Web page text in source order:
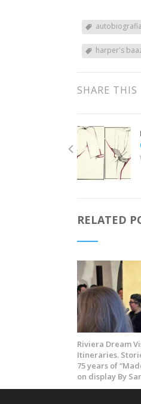
autobiografia
harper's
SHARE THIS
RELATED
Riviera Dream
Itineraries.
75 years of
on display By